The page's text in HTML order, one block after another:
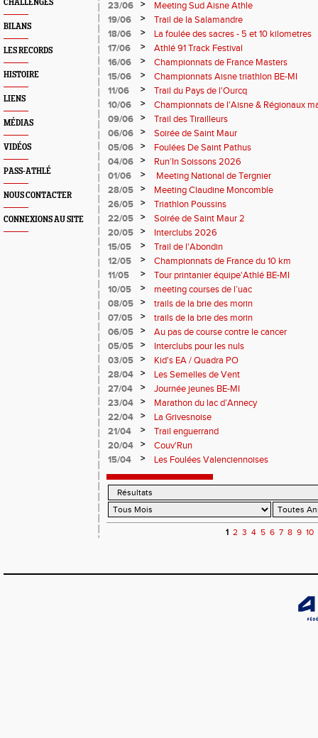
CHALLENGES
BILANS
LES RECORDS
HISTOIRE
LIENS
MÉDIAS
VIDÉOS
PASS-ATHLÉ
NOUS CONTACTER
CONNEXIONS AU SITE
23/06
>
Meeting Sud Aisne Athle
19/06
>
Trail de la Salamandre
18/06
>
La foulée des sacres - 5 et 10 kilometres
17/06
>
Athlé 91 Track Festival
16/06
>
Championnats de France Masters
15/06
>
Championnats Aisne triathlon BE-MI
11/06
>
Trail du Pays de l'Ourcq
10/06
>
Championnats de l'Aisne & Régionaux
09/06
>
Trail des Tirailleurs
06/06
>
Soirée de Saint Maur
05/06
>
Foulées De Saint Pathus
04/06
>
Run’In Soissons 2026
01/06
>
Meeting National de Tergnier
28/05
>
Meeting Claudine Moncomble
26/05
>
Triathlon Poussins
22/05
>
Soirée de Saint Maur 2
20/05
>
Interclubs 2026
15/05
>
Trail de l'Abondin
12/05
>
Championnats de France du 10 km
11/05
>
Tour printanier équipe'Athlé BE-MI
10/05
>
meeting courses de l’uac
08/05
>
trails de la brie des morin
07/05
>
trails de la brie des morin
06/05
>
Au pas de course contre le cancer
05/05
>
Interclubs pour les nuls
03/05
>
Kid's EA / Quadra PO
28/04
>
Les Semelles de Vent
27/04
>
Journée jeunes BE-MI
23/04
>
Marathon du lac d’Annecy
22/04
>
La Grivesnoise
21/04
>
Trail enguerrand
20/04
>
Couv'Run
15/04
> Les Foulées Valenciennoises
1 2 3 4 5 6 7 8 9 10